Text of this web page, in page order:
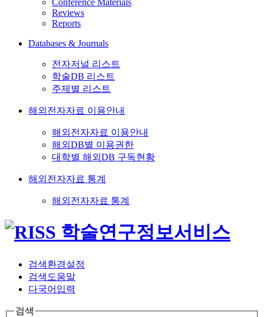
Conference Materials
Reviews
Reports
Databases & Journals
전자저널 리스트
학술DB 리스트
주제별 리스트
해외전자자료 이용안내
해외전자자료 이용안내
해외DB별 이용권한
대학별 해외DB 구독현황
해외전자자료 통계
해외전자자료 통계
검색환경설정
검색도움말
다국어입력
검색